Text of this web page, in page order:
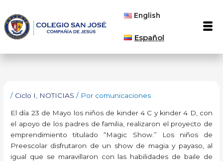
contenido
English
Español
/ Ciclo I, NOTICIAS / Por comunicaciones
El día 23 de Mayo los niños de kinder 4 C y kinder 4 D, con
el apoyo de los padres de familia, realizaron el proyecto de
emprendimiento titulado “Magic Show.” Los niños de
Preescolar disfrutaron de un show de magia y payaso, al
igual que se maravillaron con las habilidades de baile de